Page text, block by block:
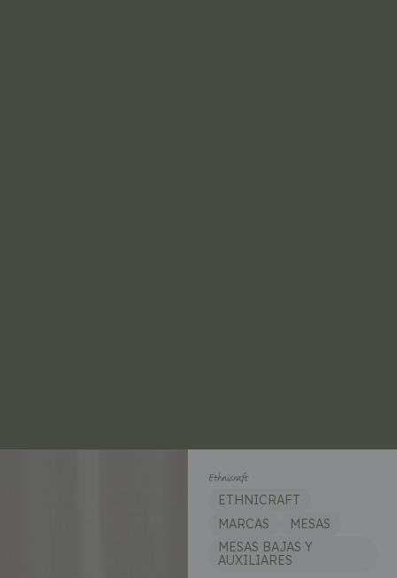
ETHNICRAFT
MARCAS
MESAS
MESAS BAJAS Y
AUXILIARES